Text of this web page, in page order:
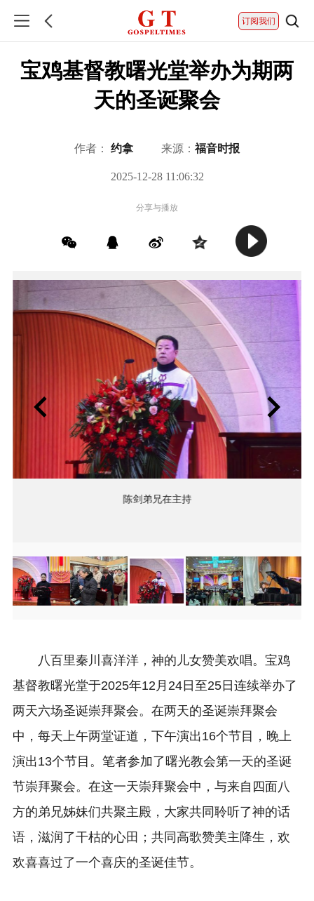
订阅我们
宝鸡基督教曙光堂举办为期两
天的圣诞聚会
作者： 约拿 来源： 福音时报
2025-12-28 11:06:32
分享与播放
陈剑弟兄在主持
5
of
21
Item
5
of
八百里秦川喜洋洋，神的儿女赞美欢唱。宝鸡
基督教曙光堂于2025年12月24日至25日连续举办了
两天六场圣诞崇拜聚会。在两天的圣诞崇拜聚会
中，每天上午两堂证道，下午演出16个节目，晚上
演出13个节目。笔者参加了曙光教会第一天的圣诞
节崇拜聚会。在这一天崇拜聚会中，与来自四面八
方的弟兄姊妹们共聚主殿，大家共同聆听了神的话
语，滋润了干枯的心田；共同高歌赞美主降生，欢
欢喜喜过了一个喜庆的圣诞佳节。